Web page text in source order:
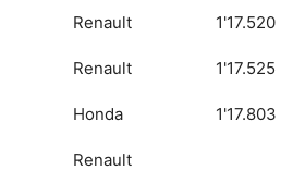
Renault 1'17.520
Renault 1'17.525
Honda 1'17.803
Renault